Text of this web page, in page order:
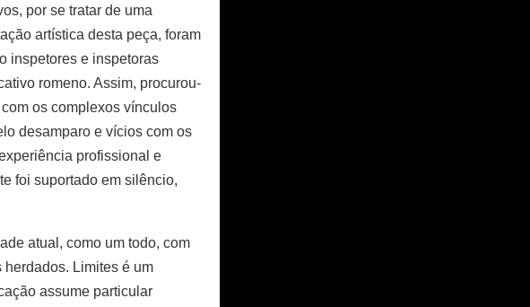
por se tratar de uma
artística desta peça, foram
inspetores e inspetoras
romeno. Assim, procurou-
os complexos vínculos
desamparo e vícios com os
profissional e
foi suportado em silêncio,
atual, como um todo, com
Limites é um
assume particular